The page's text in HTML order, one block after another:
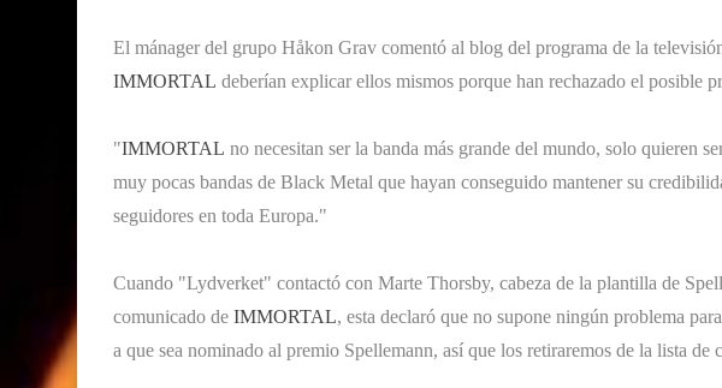
El mánager del grupo Håkon Grav comentó al blog del programa de la
IMMORTAL deberían explicar ellos mismos porque han rechazado el posible
"IMMORTAL no necesitan ser la banda más grande del mundo, solo quieren
muy pocas bandas de Black Metal que hayan conseguido mantener su
seguidores en toda Europa."
Cuando "Lydverket" contactó con Marte Thorsby, cabeza de la plantilla de
comunicado de IMMORTAL, esta declaró que no supone ningún problema
a que sea nominado al premio Spellemann, así que los retiraremos de la lista de